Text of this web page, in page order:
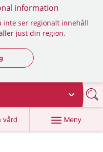
information
inte ser regionalt innehåll
just din region.
regionsväljaren
vård
1177.se
Meny